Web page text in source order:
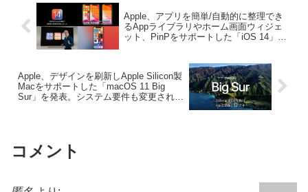
Apple、アプリを簡単/自動的に整理でき
るAppライブラリやホーム画面ウィジェ
ット、PinPをサポートした「iOS 14」を
Apple、デザインを刷新しApple Silicon製
Macをサポートした「macOS 11 Big
Sur」を発表。システム要件も変更され
コメント